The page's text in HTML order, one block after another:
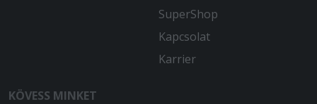
SuperShop
Kapcsolat
Karrier
KÖVESS MINKET